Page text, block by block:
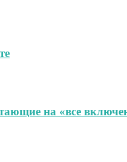
на «все